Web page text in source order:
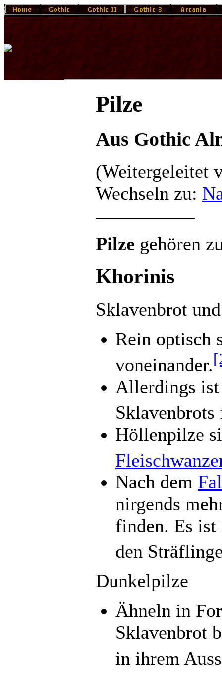
Pilze
Aus Gothic
(Weitergeleitet
Wechseln zu:
Pilze gehören
Khorinis
Sklavenbrot
Rein optisch
voneinander.
Allerdings ist
Sklavenbrots
Höllenpilze
Nach dem
nirgends
finden. Es ist
den
Dunkelpilze
Ähneln in
Sklavenbrot
in ihrem